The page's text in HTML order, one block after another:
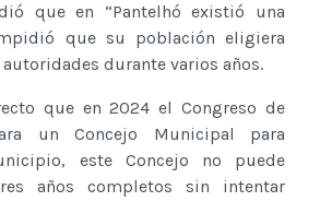
que en “Pantelhó existió una
que su población eligiera
durante varios años.
que en 2024 el Congreso de
un Concejo Municipal para
este Concejo no puede
años completos sin intentar